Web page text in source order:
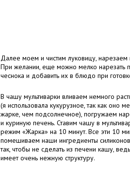
Далее моем и чистим луковицу, нарезаем
При желании, еще можно мелко нарезать
чеснока и добавить их в блюдо при
В чашу мультиварки вливаем немного
(я использовала кукурузное, так как оно
жарке, чем подсолнечное), погружаем
и куриную печень. Ставим чашу в
режим «Жарка» на 10 минут. Все эти 10
помешиваем наши ингредиенты
так, чтобы не сделать из печени кашу,
имеет очень нежную структуру.